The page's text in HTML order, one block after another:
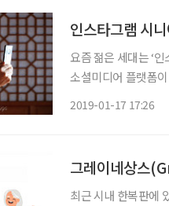
인스타그램 시
요즘 젊은 세대는 ‘
소셜미디어 플랫폼
2019-01-17 17:26
그레이네상스
최근 시내 한복판에